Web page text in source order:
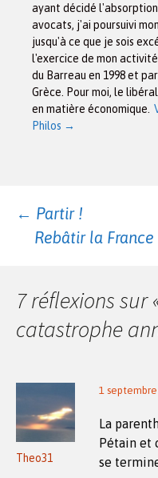
ayant décidé
avocats, j'ai poursuivi
jusqu'à ce que je sois
l'exercice de mon
du Barreau en 1998 et
Grèce. Pour moi, le
en matière économique.
Philos →
articles
← Partir !
Rebâtir la
7 réflexions sur
catastrophe
Theo31
1 septembre
La
Pétain et
se